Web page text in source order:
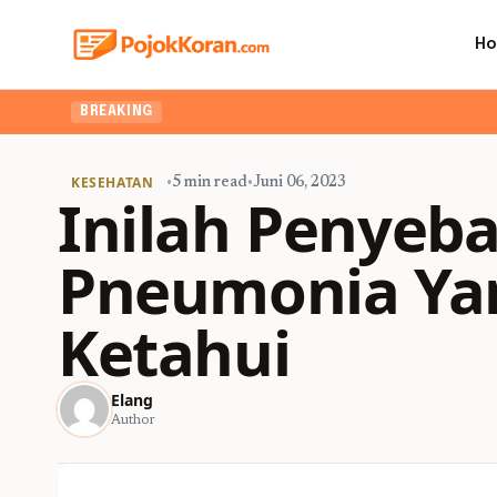
BREAKING
KESEHATAN •5 min read•Juni 06, 2023
Inilah
Pneumonia
Ketahui
Elang
Author